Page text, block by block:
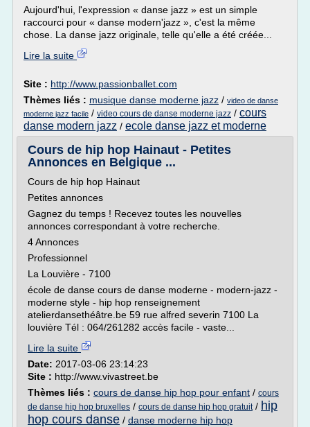
Aujourd'hui, l'expression « danse jazz » est un simple
raccourci pour « danse modern'jazz », c'est la même
chose. La danse jazz originale, telle qu'elle a été créée...
Lire la suite
Site : http://www.passionballet.com
Thèmes liés : musique danse moderne jazz / video de danse
moderne jazz facile / video cours de danse moderne jazz / cours
danse modern jazz / ecole danse jazz et moderne
Cours de hip hop Hainaut - Petites
Annonces en Belgique ...
Cours de hip hop Hainaut
Petites annonces
Gagnez du temps ! Recevez toutes les nouvelles
annonces correspondant à votre recherche.
4 Annonces
Professionnel
La Louvière - 7100
école de danse cours de danse moderne - modern-jazz -
moderne style - hip hop renseignement
atelierdansethéâtre.be 59 rue alfred severin 7100 La
louvière Tél : 064/261282 accès facile - vaste...
Lire la suite
Date: 2017-03-06 23:14:23
Site : http://www.vivastreet.be
Thèmes liés : cours de danse hip hop pour enfant / cours
de danse hip hop bruxelles / cours de danse hip hop gratuit/ hip
hop cours danse / danse moderne hip hop